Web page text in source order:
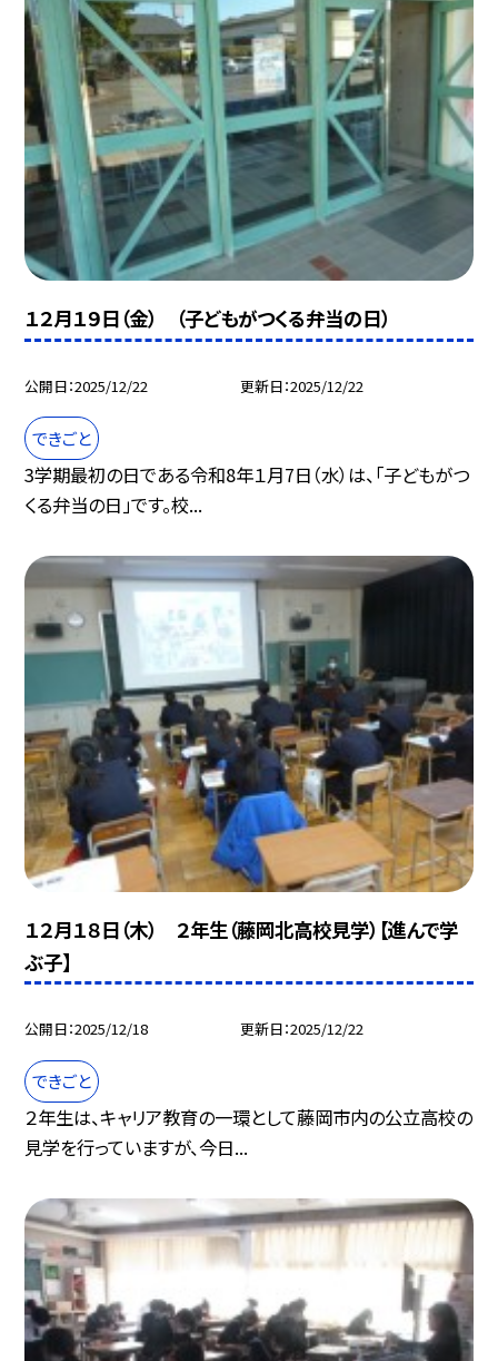
１２月１９日（金） （子どもがつくる弁当の日）
公開日 2025/12/22 更新日 2025/12/22
できごと
3学期最初の日である令和8年１月7日（水）は、「子どもがつ
くる弁当の日」です。校...
１２月１８日（木） ２年生（藤岡北高校見学）【進んで学
ぶ子】
公開日 2025/12/18 更新日 2025/12/22
できごと
２年生は、キャリア教育の一環として藤岡市内の公立高校の
見学を行っていますが、今日...